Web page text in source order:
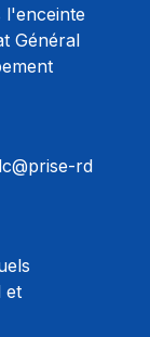
l'enceinte
Général
rd
et